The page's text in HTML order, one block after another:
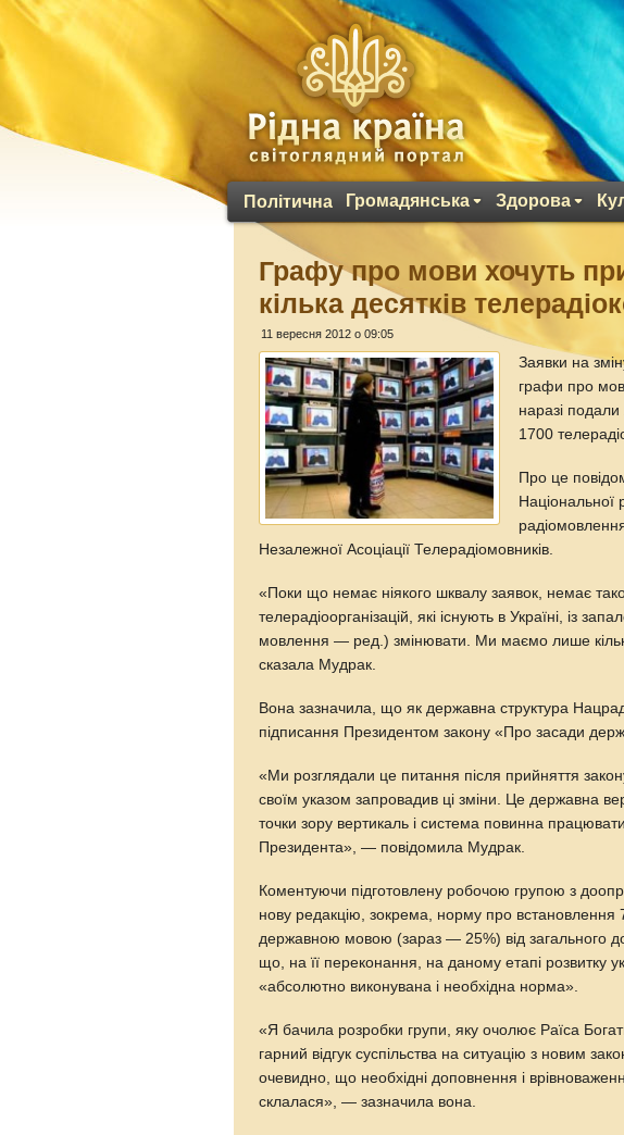
Політична Громадянська Здорова
Графу про мови хочуть
кілька десятків
11 вересня 2012 о 09:05
Заявки на
графи про
наразі подали
1700
Про це
Національної
Незалежної Асоціації Телерадіомовників.
«Поки що немає ніякого шквалу заявок, немає
телерадіоорганізацій, які існують в Україні, із
мовлення — ред.) змінювати. Ми маємо лише
сказала Мудрак.
Вона зазначила, що як державна структура
підписання Президентом закону «Про засади
«Ми розглядали це питання після прийняття
своїм указом запровадив ці зміни. Це державна
точки зору вертикаль і система повинна
Президента», — повідомила Мудрак.
Коментуючи підготовлену робочою групою з
нову редакцію, зокрема, норму про встановлення
державною мовою (зараз — 25%) від загального
що, на її переконання, на даному етапі розвитку
«абсолютно виконувана і необхідна норма».
«Я бачила розробки групи, яку очолює Раїса
гарний відгук суспільства на ситуацію з новим
очевидно, що необхідні доповнення і
склалася», — зазначила вона.